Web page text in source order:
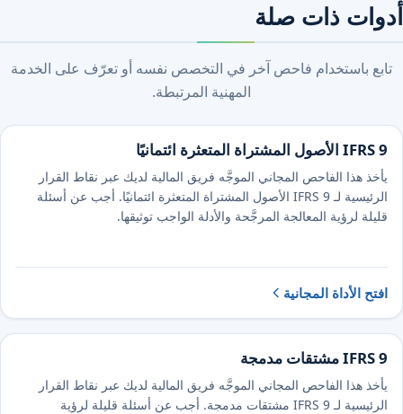
أدوات ذات صلة
تابع باستخدام فاحص آخر في التخصص نفسه أو تعرّف على الخدمة
المهنية المرتبطة.
IFRS 9 الأصول المشتراة المتعثرة ائتمانيًا
يأخذ هذا الفاحص المجاني الموجَّه فريق المالية لديك عبر نقاط القرار
الرئيسية لـ IFRS 9 الأصول المشتراة المتعثرة ائتمانيًا. أجب عن أسئلة
قليلة لرؤية المعالجة المرجَّحة والأدلة الواجب توثيقها.
افتح الأداة المجانية
IFRS 9 مشتقات مدمجة
يأخذ هذا الفاحص المجاني الموجَّه فريق المالية لديك عبر نقاط القرار
الرئيسية لـ IFRS 9 مشتقات مدمجة. أجب عن أسئلة قليلة لرؤية